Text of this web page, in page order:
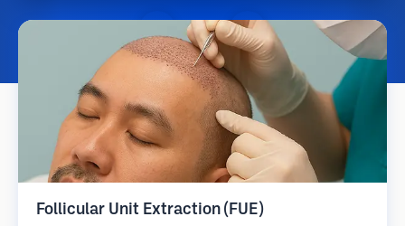
Follicular Unit Extraction (FUE)